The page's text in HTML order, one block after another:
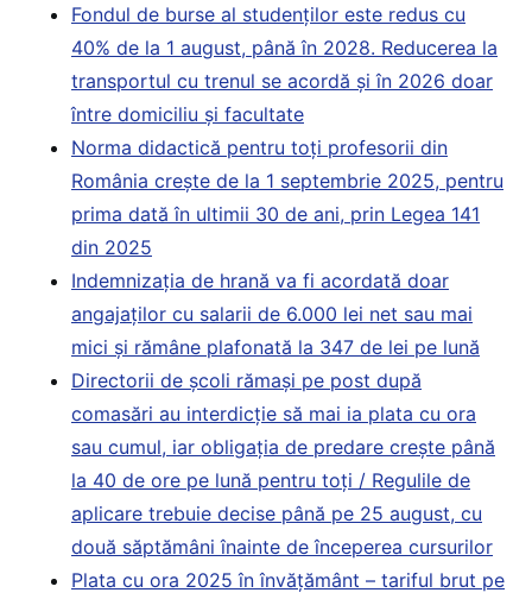
Fondul de burse al studenților este redus cu
40% de la 1 august, până în 2028. Reducerea la
transportul cu trenul se acordă și în 2026 doar
între domiciliu și facultate
Norma didactică pentru toți profesorii din
România crește de la 1 septembrie 2025, pentru
prima dată în ultimii 30 de ani, prin Legea 141
din 2025
Indemnizația de hrană va fi acordată doar
angajaților cu salarii de 6.000 lei net sau mai
mici și rămâne plafonată la 347 de lei pe lună
Directorii de școli rămași pe post după
comasări au interdicție să mai ia plata cu ora
sau cumul, iar obligația de predare crește până
la 40 de ore pe lună pentru toți / Regulile de
aplicare trebuie decise până pe 25 august, cu
două săptămâni înainte de începerea cursurilor
Plata cu ora 2025 în învățământ – tariful brut pe